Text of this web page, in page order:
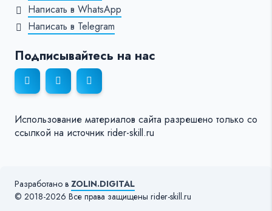
Написать в WhatsApp
Написать в Telegram
Подписывайтесь на нас
Использование материалов сайта разрешено только со
ссылкой на источник rider-skill.ru
Разработано в ZOLIN.DIGITAL
© 2018-2026 Все права защищены rider-skill.ru